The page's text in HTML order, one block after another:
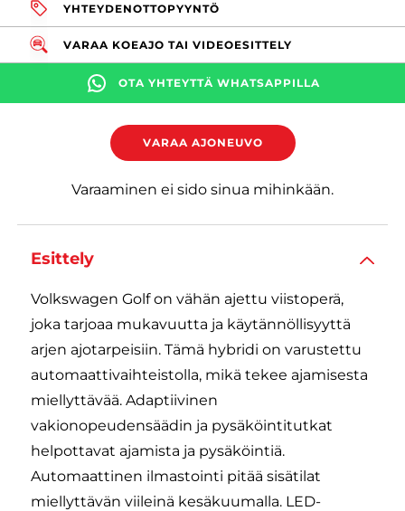
YHTEYDENOTTOPYYNTÖ
VARAA KOEAJO TAI VIDEOESITTELY
OTA YHTEYTTÄ WHATSAPPILLA
VARAA AJONEUVO
Varaaminen ei sido sinua mihinkään.
Esittely
Volkswagen Golf on vähän ajettu viistoperä,
joka tarjoaa mukavuutta ja käytännöllisyyttä
arjen ajotarpeisiin. Tämä hybridi on varustettu
automaattivaihteistolla, mikä tekee ajamisesta
miellyttävää. Adaptiivinen
vakionopeudensäädin ja pysäköintitutkat
helpottavat ajamista ja pysäköintiä.
Automaattinen ilmastointi pitää sisätilat
miellyttävän viileinä kesäkuumalla. LED-